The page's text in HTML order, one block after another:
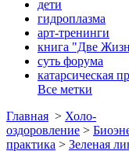
дети
гидроплазма
арт-тренинги
книга "Две
суть форума
катарсическая
Все метки
Главная > Холо-
оздоровление >
практика > Зеленая